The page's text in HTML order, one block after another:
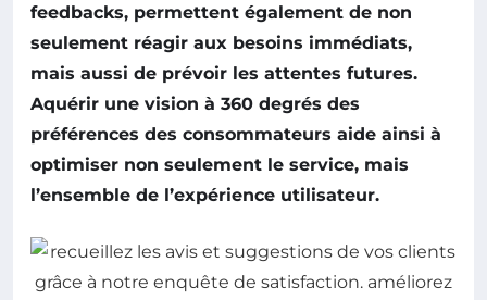
feedbacks, permettent également de non
seulement réagir aux besoins immédiats,
mais aussi de prévoir les attentes futures.
Aquérir une vision à 360 degrés des
préférences des consommateurs aide ainsi à
optimiser non seulement le service, mais
l’ensemble de l’expérience utilisateur.